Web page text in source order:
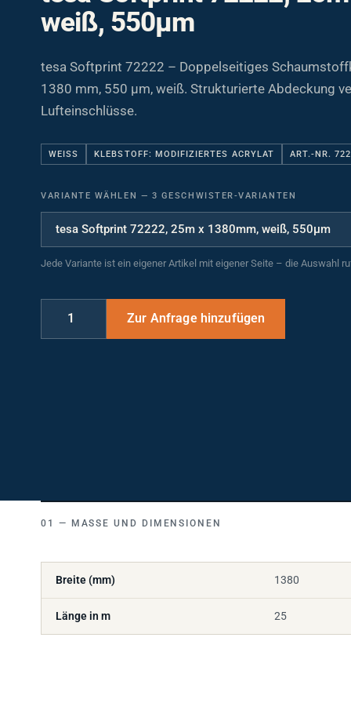
weiß, 550µm
tesa Softprint 72222 – Doppelseitiges
1380 mm, 550 µm, weiß. Strukturierte Abdeckung
Lufteinschlüsse.
WEISS KLEBSTOFF: MODIFIZIERTES ACRYLAT ART.-NR.
VARIANTE WÄHLEN
Jede Variante ist ein eigener Artikel mit eigener Seite – die Auswahl
MASSE UND DIMENSIONEN
Breite (mm) 1380
Länge in m 25